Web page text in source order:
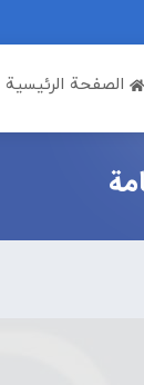
الصفحة الرئيسية